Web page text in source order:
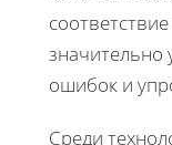
значительно
ошибок и
Среди